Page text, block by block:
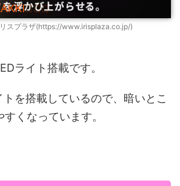
スプラザ(https://www.irisplaza.co.jp/)
ライト搭載です。
を搭載しているので、暗いとこ
くなっています。